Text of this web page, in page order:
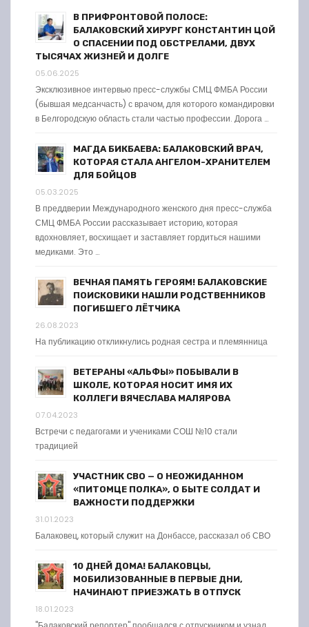
В ПРИФРОНТОВОЙ ПОЛОСЕ:
БАЛАКОВСКИЙ ХИРУРГ КОНСТАНТИН ЦОЙ
О СПАСЕНИИ ПОД ОБСТРЕЛАМИ, ДВУХ
ТЫСЯЧАХ ЖИЗНЕЙ И ДОЛГЕ
05.06.2025
Эксклюзивное интервью пресс-службы СМЦ ФМБА России
(бывшая медсанчасть) с врачом, для которого командировки
в Белгородскую область стали частью профессии. Дорога …
МАГДА БИКБАЕВА: БАЛАКОВСКИЙ ВРАЧ,
КОТОРАЯ СТАЛА АНГЕЛОМ-ХРАНИТЕЛЕМ
ДЛЯ БОЙЦОВ
05.03.2025
В преддверии Международного женского дня пресс-служба
СМЦ ФМБА России рассказывает историю, которая
вдохновляет, восхищает и заставляет гордиться нашими
медиками. Это …
ВЕЧНАЯ ПАМЯТЬ ГЕРОЯМ! БАЛАКОВСКИЕ
ПОИСКОВИКИ НАШЛИ РОДСТВЕННИКОВ
ПОГИБШЕГО ЛЁТЧИКА
26.08.2023
На публикацию откликнулись родная сестра и племянница
ВЕТЕРАНЫ «АЛЬФЫ» ПОБЫВАЛИ В
ШКОЛЕ, КОТОРАЯ НОСИТ ИМЯ ИХ
КОЛЛЕГИ ВЯЧЕСЛАВА МАЛЯРОВА
07.04.2023
Встречи с педагогами и учениками СОШ №10 стали
традицией
УЧАСТНИК СВО — О НЕОЖИДАННОМ
«ПИТОМЦЕ ПОЛКА», О БЫТЕ СОЛДАТ И
ВАЖНОСТИ ПОДДЕРЖКИ
31.01.2023
Балаковец, который служит на Донбассе, рассказал об СВО
10 ДНЕЙ ДОМА! БАЛАКОВЦЫ,
МОБИЛИЗОВАННЫЕ В ПЕРВЫЕ ДНИ,
НАЧИНАЮТ ПРИЕЗЖАТЬ В ОТПУСК
18.01.2023